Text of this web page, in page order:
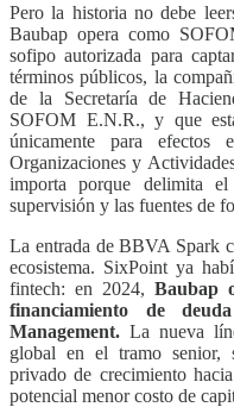
Pero la historia no debe
Baubap opera como
sofipo autorizada para
términos públicos, la
de la Secretaría de
SOFOM E.N.R., y que
únicamente para
Organizaciones y
importa porque delimita
supervisión y las fuentes de
La entrada de BBVA Spark
ecosistema. SixPoint ya
fintech: en 2024,Baubap
financiamiento de
Management. La nueva
global en el tramo senior,
privado de crecimiento
potencial menor costo de